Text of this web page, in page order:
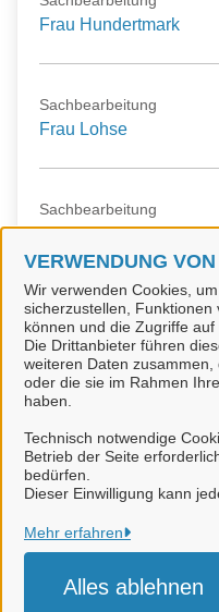
VERWENDUNG
Wir verwenden Cookies,
sicherzustellen,
können und die Zugriffe
Die Drittanbieter führen
weiteren Daten
oder die sie im Rahmen
haben.
Technisch notwendige
Betrieb der Seite
bedürfen.
Dieser Einwilligung kann
Mehr erfahren
Alles ablehnen
Frau Hundertmark
Sachbearbeitung
Frau Lohse
Sachbearbeitung
Frau Strote
Sachbearbeitung
Frau Janitschke
Stadt Bad
Alle Rechte